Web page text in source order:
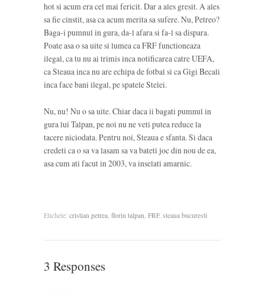
hot si acum era cel mai fericit. Dar a ales gresit. A ales
sa fie cinstit, asa ca acum merita sa sufere. Nu, Petreo?
Baga-i pumnul in gura, da-l afara si fa-l sa dispara.
Poate asa o sa uite si lumea ca FRF functioneaza
ilegal, ca tu nu ai trimis inca notificarea catre UEFA,
ca Steaua inca nu are echipa de fotbal si ca Gigi Becali
inca face bani ilegal, pe spatele Stelei.
Nu, nu! Nu o sa uite. Chiar daca ii bagati pumnul in
gura lui Talpan, pe noi nu ne veti putea reduce la
tacere niciodata. Pentru noi, Steaua e sfanta. Si daca
credeti ca o sa va lasam sa va bateti joc din nou de ea,
asa cum ati facut in 2003, va inselati amarnic.
Etichete: cristian petrea, florin talpan, FRF, steaua bucuresti
3 Responses